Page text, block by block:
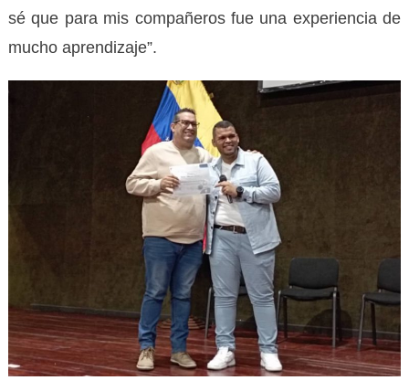
sé que para mis compañeros fue una experiencia de
mucho aprendizaje”.